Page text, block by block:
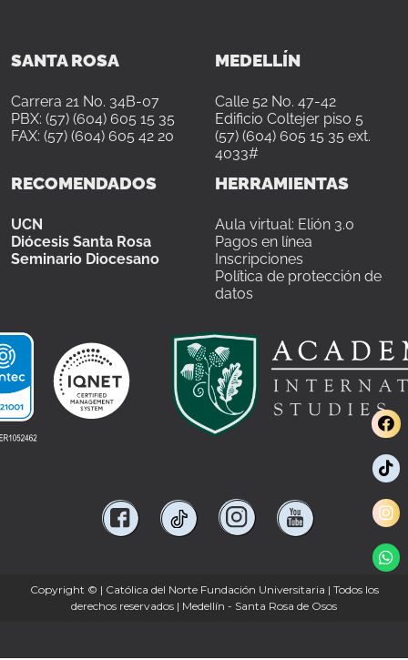
SANTA ROSA
Carrera 21 No. 34B-07
PBX: (57) (604) 605 15 35
FAX: (57) (604) 605 42 20
MEDELLÍN
Calle 52 No. 47-42
Edificio Coltejer piso 5
(57) (604) 605 15 35 ext.
4033#
RECOMENDADOS
UCN
Diócesis Santa Rosa
Seminario Diocesano
HERRAMIENTAS
Aula virtual: Elión 3.0
Pagos en línea
Inscripciones
Política de protección de
datos
Copyright © | Católica del Norte Fundación Universitaria | Todos los
derechos reservados | Medellín - Santa Rosa de Osos